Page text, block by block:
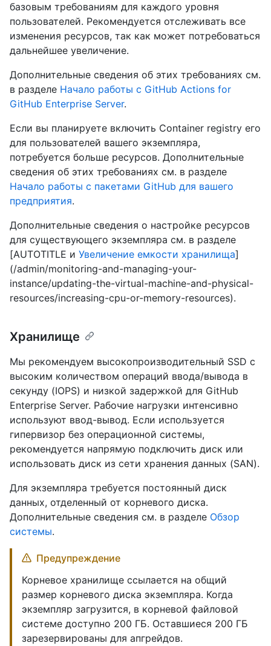
базовым требованиям для каждого уровня
пользователей. Рекомендуется отслеживать все
изменения ресурсов, так как может потребоваться
дальнейшее увеличение.
Дополнительные сведения об этих требованиях см.
в разделе Начало работы с GitHub Actions for
GitHub Enterprise Server.
Если вы планируете включить Container registry его
для пользователей вашего экземпляра,
потребуется больше ресурсов. Дополнительные
сведения об этих требованиях см. в разделе
Начало работы с пакетами GitHub для вашего
предприятия.
Дополнительные сведения о настройке ресурсов
для существующего экземпляра см. в разделе
[AUTOTITLE и Увеличение емкости хранилища]
(/admin/monitoring-and-managing-your-
instance/updating-the-virtual-machine-and-physical-
resources/increasing-cpu-or-memory-resources).
Хранилище
Мы рекомендуем высокопроизводительный SSD с
высоким количеством операций ввода/вывода в
секунду (IOPS) и низкой задержкой для GitHub
Enterprise Server. Рабочие нагрузки интенсивно
используют ввод-вывод. Если используется
гипервизор без операционной системы,
рекомендуется напрямую подключить диск или
использовать диск из сети хранения данных (SAN).
Для экземпляра требуется постоянный диск
данных, отделенный от корневого диска.
Дополнительные сведения см. в разделе Обзор
системы.
Предупреждение
Корневое хранилище ссылается на общий
размер корневого диска экземпляра. Когда
экземпляр загрузится, в корневой файловой
системе доступно 200 ГБ. Оставшиеся 200 ГБ
зарезервированы для апгрейдов.